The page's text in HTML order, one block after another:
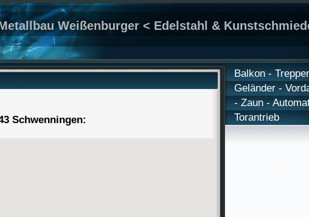
Weißenburger < Edelstahl &
Schwenningen:
Balkon -
Geländer -
- Zaun -
Torantrieb